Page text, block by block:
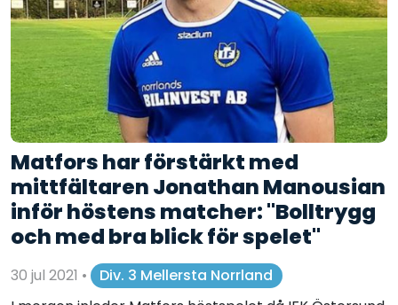
Matfors har förstärkt med
mittfältaren Jonathan Manousian
inför höstens matcher: "Bolltrygg
och med bra blick för spelet"
30 jul 2021 •
Div. 3 Mellersta Norrland